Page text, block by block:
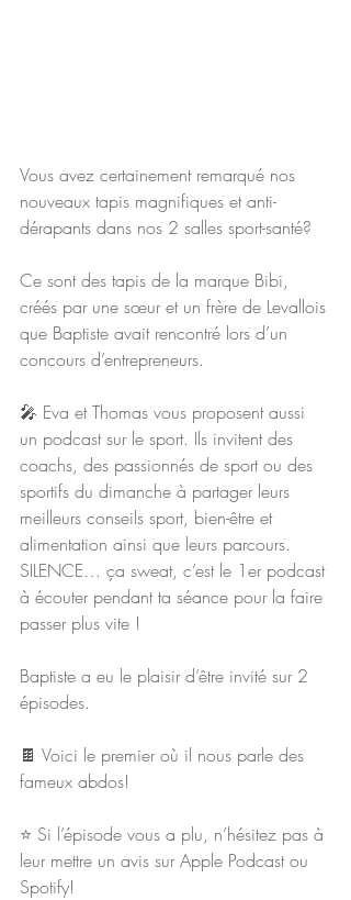
Vous avez certainement remarqué nos
nouveaux tapis magnifiques et anti-
dérapants dans nos 2 salles sport-santé?
Ce sont des tapis de la marque Bibi,
créés par une sœur et un frère de Levallois
que Baptiste avait rencontré lors d’un
concours d’entrepreneurs.
🎤 Eva et Thomas vous proposent aussi
un podcast sur le sport. Ils invitent des
coachs, des passionnés de sport ou des
sportifs du dimanche à partager leurs
meilleurs conseils sport, bien-être et
alimentation ainsi que leurs parcours.
SILENCE… ça sweat, c’est le 1er podcast
à écouter pendant ta séance pour la faire
passer plus vite !
Baptiste a eu le plaisir d’être invité sur 2
épisodes.
🍫 Voici le premier où il nous parle des
fameux abdos!
⭐️ Si l’épisode vous a plu, n’hésitez pas à
leur mettre un avis sur Apple Podcast ou
Spotify!